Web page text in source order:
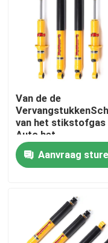
Huis
Producten
Over ons
Van de de
van het stikstofgas
Auto het
Staalmateriaal voor
Grote Muurodm
Aanvraag